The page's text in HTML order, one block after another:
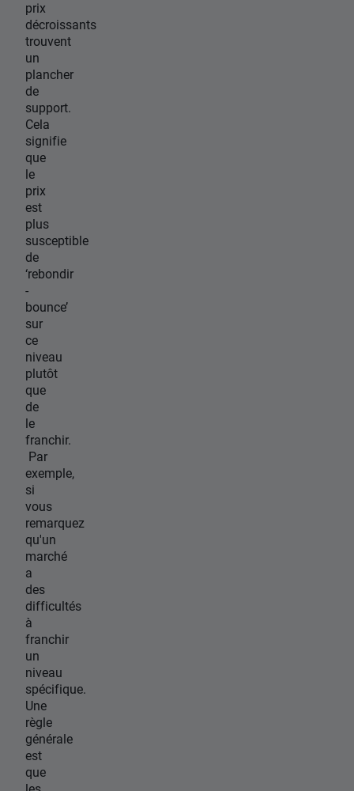
prix
décroissants
trouvent
un
plancher
de
support.
Cela
signifie
que
le
prix
est
plus
susceptible
de
‘rebondir
-
bounce’
sur
ce
niveau
plutôt
que
de
le
franchir.
Par
exemple,
si
vous
remarquez
qu'un
marché
a
des
difficultés
à
franchir
un
niveau
spécifique.
Une
règle
générale
est
que